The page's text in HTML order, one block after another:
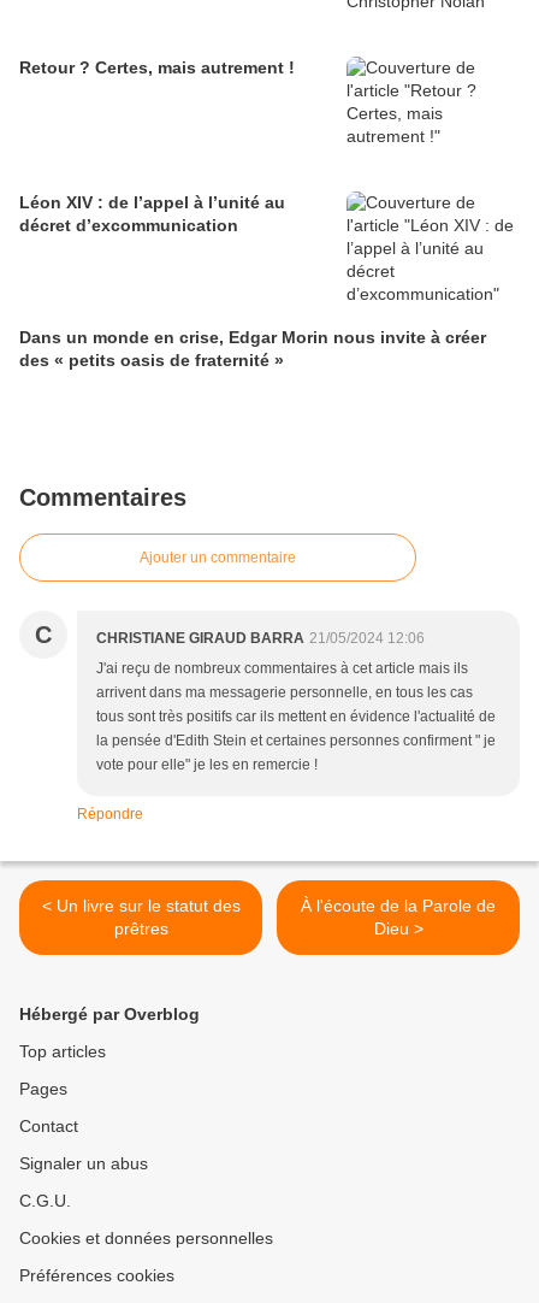
Retour ? Certes, mais autrement !
Léon XIV : de l’appel à l’unité au
décret d’excommunication
Dans un monde en crise, Edgar Morin nous invite à créer
des « petits oasis de fraternité »
Commentaires
Ajouter un commentaire
C CHRISTIANE GIRAUD BARRA 21/05/2024 12:06
J'ai reçu de nombreux commentaires à cet article mais ils
arrivent dans ma messagerie personnelle, en tous les cas
tous sont très positifs car ils mettent en évidence l'actualité de
la pensée d'Edith Stein et certaines personnes confirment " je
vote pour elle" je les en remercie !
Répondre
< Un livre sur le statut des
prêtres
À l'écoute de la Parole de
Dieu >
Hébergé par Overblog
Top articles
Pages
Contact
Signaler un abus
C.G.U.
Cookies et données personnelles
Préférences cookies